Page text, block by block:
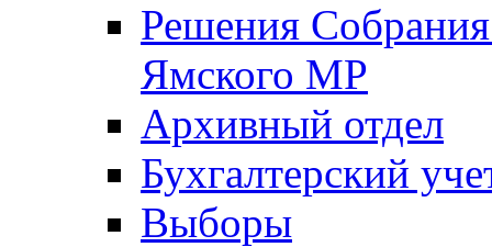
Решения
Ямского МР
Архивный отдел
Бухгалтерский
Выборы